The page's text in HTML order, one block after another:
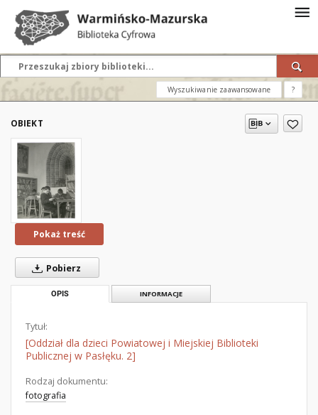
Wyszukiwanie zaawansowane ?
OBIEKT
Pokaż treść
Pobierz
OPIS INFORMACJE
Tytuł:
[Oddział dla dzieci Powiatowej i Miejskiej Biblioteki
Publicznej w Pasłęku. 2]
Rodzaj dokumentu:
fotografia